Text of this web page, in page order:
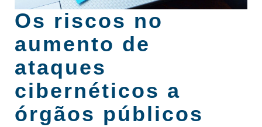
Os riscos no
aumento de
ataques
cibernéticos a
órgãos públicos